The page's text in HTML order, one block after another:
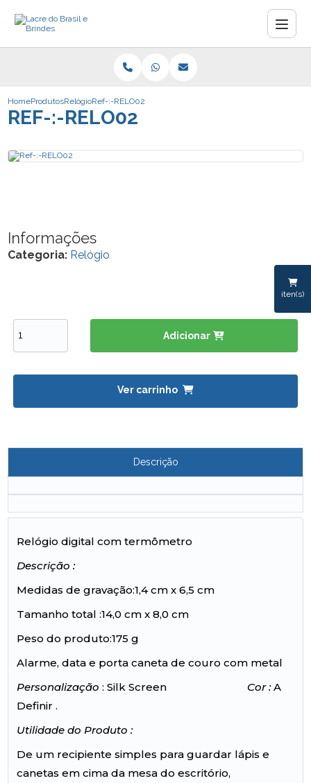
iten(s)
HomeProdutosRelógioRef-:-RELO02
REF-:-RELO02
Informações
Categoria: Relógio
Adicionar
Ver carrinho
Descrição
Relógio digital com termômetro
Descrição :
Medidas de gravação:1,4 cm x 6,5 cm
Tamanho total :14,0 cm x 8,0 cm
Peso do produto:175 g
Alarme, data e porta caneta de couro com metal
Personalização: Silk Screen Cor :A
Definir .
Utilidade do Produto :
De um recipiente simples para guardar lápis e
canetas em cima da mesa do escritório,